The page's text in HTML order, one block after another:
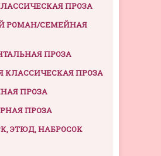
ПРОЗА
РОМАН/СЕМЕЙНАЯ
ПРОЗА
КЛАССИЧЕСКАЯ ПРОЗА
ПРОЗА
ПРОЗА
ЭТЮД, НАБРОСОК